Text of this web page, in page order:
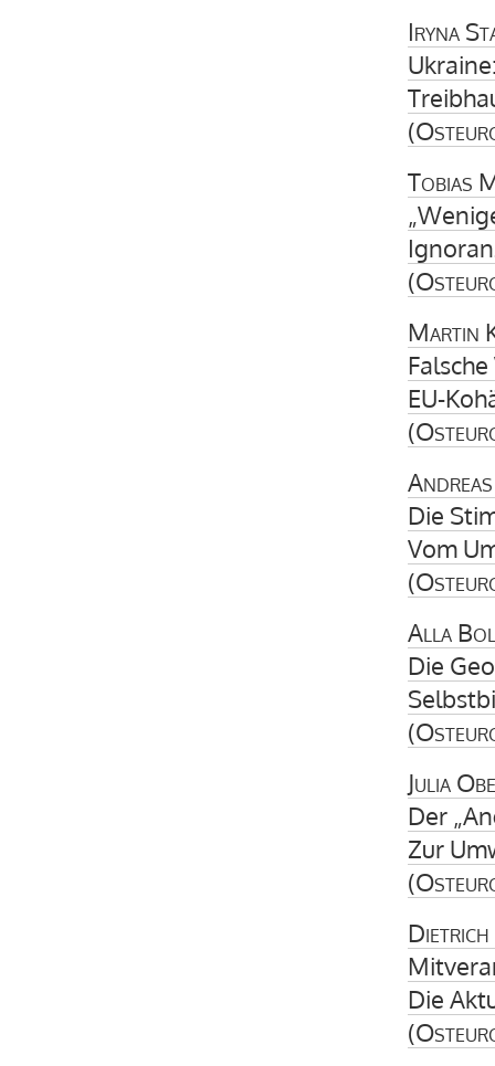
Iryna
(
Tobias
(
Martin
EU-
(
Die
Vom
(
Alla
Die
(
Julia
Der
Zur
(
Die
(